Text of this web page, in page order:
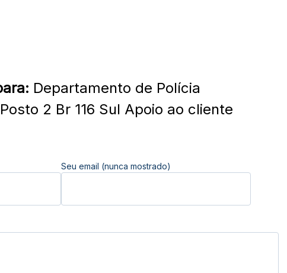
Departamento de Polícia
2 Br 116 Sul Apoio ao cliente
Seu email (nunca mostrado)